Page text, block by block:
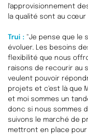
l'approvisionnement
la qualité sont au
Trui : "Je pense que le
évoluer. Les besoins
flexibilité que nous
raisons de recourir au
veulent pouvoir
projets et c'est là que
et moi sommes un
donc si nous sommes
suivons le marché de
mettront en place